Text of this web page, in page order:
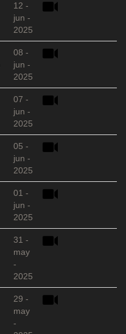
12 -
jun -
2025
08 -
jun -
2025
07 -
jun -
2025
05 -
jun -
2025
01 -
jun -
2025
31 -
may
-
2025
29 -
may
-